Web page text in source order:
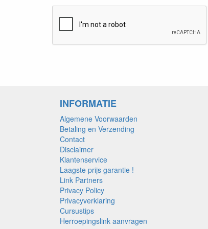
INFORMATIE
Algemene Voorwaarden
Betaling en Verzending
Contact
Disclaimer
Klantenservice
Laagste prijs garantie !
Link Partners
Privacy Policy
Privacyverklaring
Cursustips
Herroepingslink aanvragen